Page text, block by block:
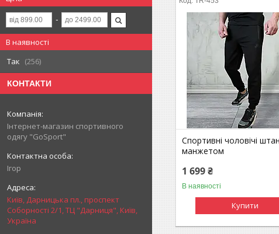
В наявності
Так
256
КОНТАКТИ
Інтернет-магазин спортивного
одягу "GoSport"
Ігор
Київ, Дарницька пл., проспект
Соборності 2/1, ТЦ "Дарниця", Київ,
Україна
Спортивні чоловічі
манжетом
1 699 ₴
В наявності
Купити